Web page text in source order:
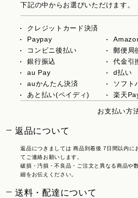
下記の中からお選びいただけます。
クレジットカード決済
Paypay
コンビニ後払い
郵便局
銀行振込
代金引
au Pay
d払い
auかんたん決済
ソフト
あと払い(ペイディ)
楽天
お支払い方
返品について
返品につきましては 商品到着後 7日間以内に
てご連絡お願いします。
破損・汚損・不良品・ご注文と異なる商品や
細をお伝えください。
送料・配達について